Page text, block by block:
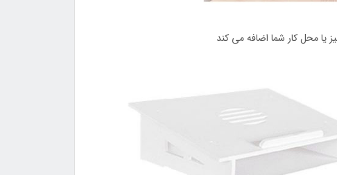
یا محل کار شما اضافه می کند